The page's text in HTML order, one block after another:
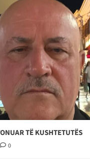
TË KUSHTETUTËS
0